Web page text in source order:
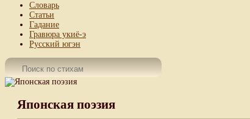
Словарь
Статьи
Гадание
Гравюра укиё-э
Русский югэн
Японская поэзия